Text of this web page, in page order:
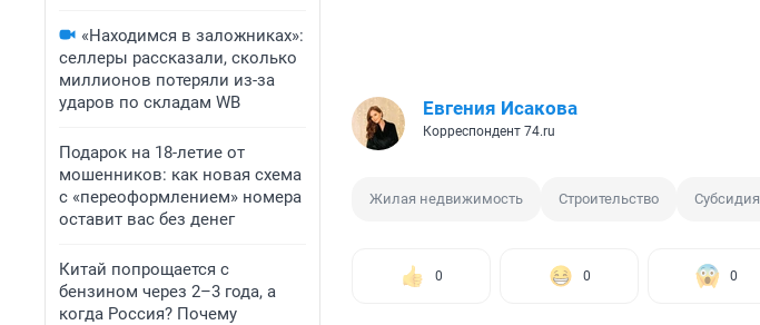
«Находимся в заложниках»:
селлеры рассказали, сколько
миллионов потеряли из-за
ударов по складам WB
Подарок на 18-летие от
мошенников: как новая схема
с «переоформлением» номера
оставит вас без денег
Китай попрощается с
бензином через 2–3 года, а
когда Россия? Почему
Евгения Исакова
Корреспондент 74.ru
Жилая недвижимость Строительство Субсидия
0 0 0